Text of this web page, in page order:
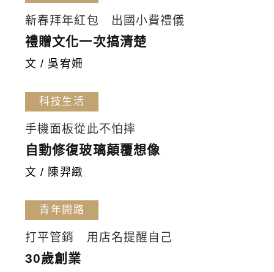
新春拜年紅包 出國小費禮儀
禮贈文化一次搞清楚
文 / 吳宥姍
科技生活
手機面板從此不怕摔
自動修復玻璃顛覆想像
文 / 陳羿緻
青年開路
打平管銷 用店名提醒自己
30歲創業